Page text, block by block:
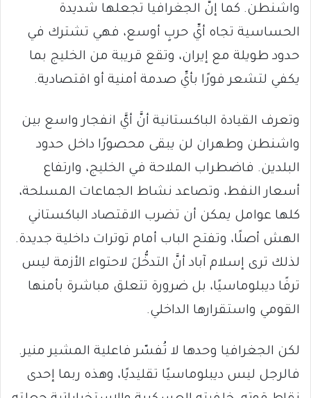
واشنطن. كما إنَّ الجغرافيا تجعلها شديدة
الحساسية تجاه أيِّ حربٍ أوسع، فهي تشترك في
حدود طويلة مع إيران، وتقع قريبة من الخليج بما
يكفي لتشعر فورًا بأيِّ صدمة أمنية أو اقتصادية.
وتعرف القيادة الباكستانية أنَّ أيَّ انفجار واسع بين
واشنطن وطهران لن يبقى محصورًا داخل حدود
البلدين. فاضطراب الملاحة في الخليج، وارتفاع
أسعار النفط، وتصاعد نشاط الجماعات المسلحة،
كلها عوامل يمكن أن تضرب الاقتصاد الباكستاني
الهش أصلًا، وتفتح الباب أمام توترات داخلية جديدة.
لذلك ترى إسلام آباد أنَّ التدخُّلَ لاحتواء الأزمة ليس
ترفًا ديبلوماسيًا، بل ضرورة تتعلق مباشرة بأمنها
القومي واستقرارها الداخلي.
لكن الجغرافيا وحدها لا تُفسّر فاعلية المشير منير.
فالرجل ليس ديبلوماسيًا تقليديًا، وهذه ربما إحدى